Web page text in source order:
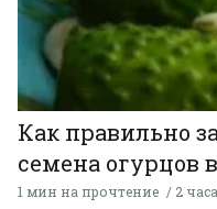
Как правильно
семена огурцов
1 мин на прочтение 2